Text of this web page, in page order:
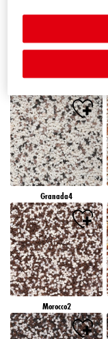
Granada4
Morocco2